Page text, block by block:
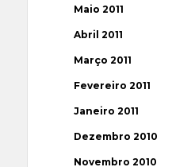
Maio 2011
Abril 2011
Março 2011
Fevereiro 2011
Janeiro 2011
Dezembro 2010
Novembro 2010